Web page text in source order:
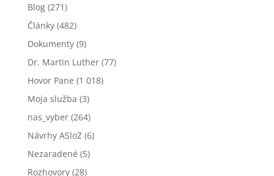
Blog(271)
Články(482)
Dokumenty(9)
Dr. Martin Luther(77)
Hovor Pane (1 018)
Moja služba (3)
nas_vyber(264)
Návrhy ASloZ(6)
Nezaradené (5)
Rozhovory(28)